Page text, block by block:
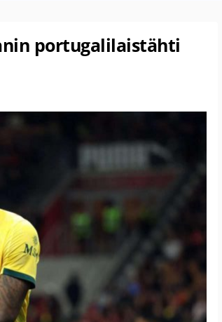
portugalilaistähti